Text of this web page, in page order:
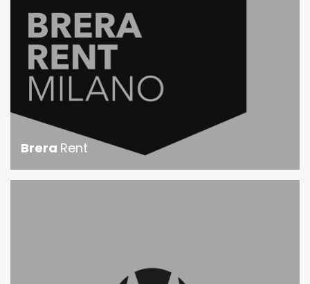
Brera Rent